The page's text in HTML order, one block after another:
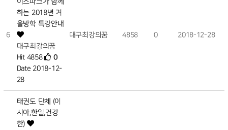
6
하는 2018년 겨
울방학 특강안내
대구최강의꿈
Hit 4858
0
Date 2018-12-
28
대구최강의꿈 4858 0 2018-12-28
태권도 단체 (이
시아,한일,건강
한)